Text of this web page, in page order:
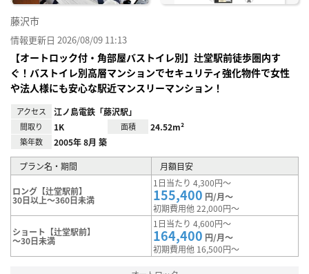
藤沢市
情報更新日 2026/08/09 11:13
【オートロック付・角部屋バストイレ別】辻堂駅前徒歩圏内す
ぐ！バストイレ別高層マンションでセキュリティ強化物件で女性
や法人様にも安心な駅近マンスリーマンション！
アクセス 江ノ島電鉄「藤沢駅」
間取り 1K 面積 24.52m²
築年数 2005年 8月 築
プラン名・期間 月額目安
ロング【辻堂駅前】
30日以上～360日未満
1日当たり 4,300円～
155,400 円/月～
初期費用他 22,000円～
ショート【辻堂駅前】
～30日未満
1日当たり 4,600円～
164,400 円/月～
初期費用他 16,500円～